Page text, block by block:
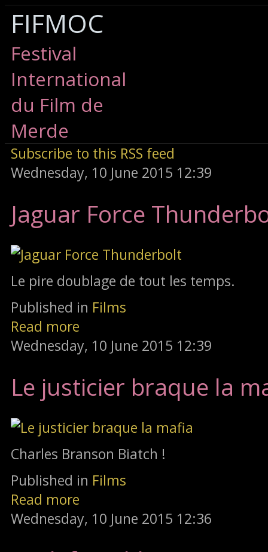
FIFMOC
Festival
International
du Film de
Merde
Subscribe to this RSS feed
Wednesday, 10 June 2015 12:39
Jaguar Force
Le pire doublage de tout les temps.
Published in Films
Read more
Wednesday, 10 June 2015 12:39
Le justicier braque la
Charles Branson Biatch !
Published in Films
Read more
Wednesday, 10 June 2015 12:36